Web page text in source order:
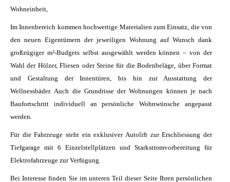
Wohneinheit,
Im Innenbereich kommen hochwertige Materialien zum Einsatz, die von
den neuen Eigentümern der jeweiligen Wohnung auf Wunsch dank
großzügiger m²-Budgets selbst ausgewählt werden können – von der
Wahl der Hölzer, Fliesen oder Steine für die Bodenbeläge, über Format
und Gestaltung der Innentüren, bis hin zur Ausstattung der
Wellnessbäder. Auch die Grundrisse der Wohnungen können je nach
Baufortschritt individuell an persönliche Wohnwünsche angepasst
werden.
Für die Fahrzeuge steht ein exklusiver Autolift zur Erschliessung der
Tiefgarage mit 6 Einzelstellplätzen und Starkstromvorbereitung für
Elektrofahrzeuge zur Verfügung.
Bei Interesse finden Sie im unteren Teil dieser Seite Ihren persönlichen